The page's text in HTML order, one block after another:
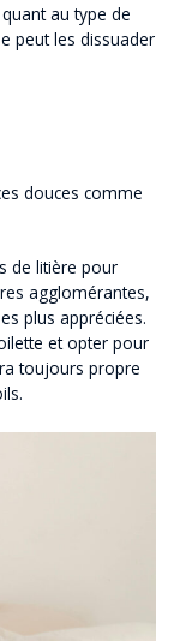
au type de
peut les dissuader
douces comme
de litière pour
agglomérantes,
plus appréciées.
et opter pour
toujours propre